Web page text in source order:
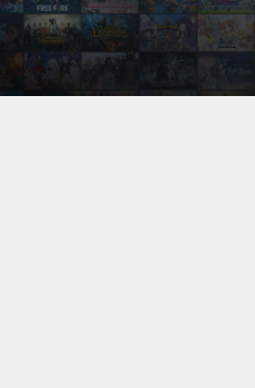
用してPCでLove
を楽しむ